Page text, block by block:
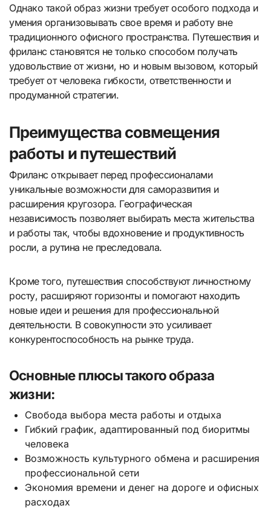
Однако такой образ жизни требует особого подхода и
умения организовывать свое время и работу вне
традиционного офисного пространства. Путешествия и
фриланс становятся не только способом получать
удовольствие от жизни, но и новым вызовом, который
требует от человека гибкости, ответственности и
продуманной стратегии.
Преимущества совмещения
работы и путешествий
Фриланс открывает перед профессионалами
уникальные возможности для саморазвития и
расширения кругозора. Географическая
независимость позволяет выбирать места жительства
и работы так, чтобы вдохновение и продуктивность
росли, а рутина не преследовала.
Кроме того, путешествия способствуют личностному
росту, расширяют горизонты и помогают находить
новые идеи и решения для профессиональной
деятельности. В совокупности это усиливает
конкурентоспособность на рынке труда.
Основные плюсы такого образа
жизни:
Свобода выбора места работы и отдыха
Гибкий график, адаптированный под биоритмы
человека
Возможность культурного обмена и расширения
профессиональной сети
Экономия времени и денег на дороге и офисных
расходах